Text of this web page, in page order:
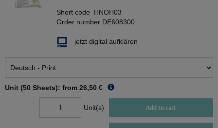
Short code HNOH03
Order number DE608300
jetzt digital aufklären
Unit (50 Sheets): from 26,50 €
Unit(s) Add to cart